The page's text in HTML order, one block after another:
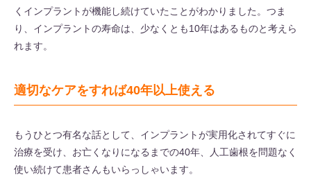
くインプラントが機能し続けていたことがわかりました。つま
り、インプラントの寿命は、少なくとも10年はあるものと考えら
れます。
適切なケアをすれば40年以上使える
もうひとつ有名な話として、インプラントが実用化されてすぐに
治療を受け、お亡くなりになるまでの40年、人工歯根を問題なく
使い続けて患者さんもいらっしゃいます。